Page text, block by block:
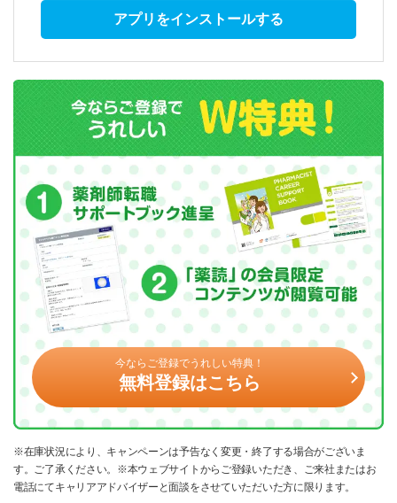
アプリをインストールする
今ならご登録でうれしい特典！
無料登録はこちら
※在庫状況により、キャンペーンは予告なく変更・終了する場合がございま
す。ご了承ください。※本ウェブサイトからご登録いただき、ご来社またはお
電話にてキャリアアドバイザーと面談をさせていただいた方に限ります。